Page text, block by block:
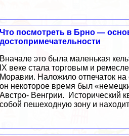
Что посмотреть в Брно —
достопримечательности
Вначале это была маленькая
IX веке стала торговым и
Моравии. Наложило отпечаток на
он некоторое время был
Австро- Венгрии. Исторический
собой пешеходную зону и